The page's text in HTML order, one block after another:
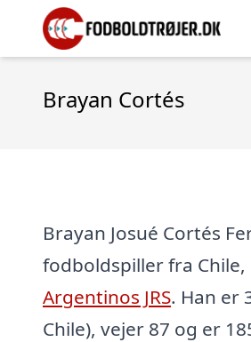
Brayan Cortés
Brayan Josué Cortés
fodboldspiller fra
Argentinos JRS. Han er
Chile), vejer 87 og er